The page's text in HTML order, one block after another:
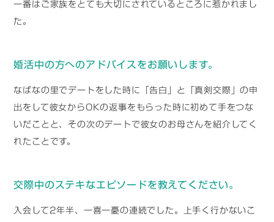
一番はご家族をとても大切にされているところに惹かれまし
た。
婚活中の方へのアドバイスをお願いします。
なばなの里でデートをした時に「告白」と「真剣交際」の申
出をして彼女からOKの返事をもらった時に初めて手をつな
いだことと、その次のデートで彼女のお母さんを紹介してく
れたことです。
交際中のステキなエピソードを教えてください。
入会して2年半、一喜一憂の連続でした。上手く行かないこ